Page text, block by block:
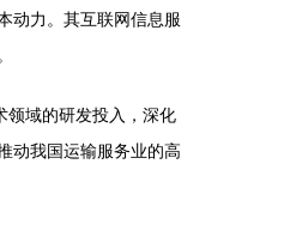
动力。其互联网信息服
领域的研发投入，深化
动我国运输服务业的高